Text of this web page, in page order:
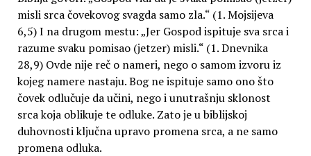
misli srca čovekovog svagda samo zla.“ (1. Mojsijeva
6,5) I na drugom mestu: „Jer Gospod ispituje sva srca i
razume svaku pomisao (jetzer) misli.“ (1. Dnevnika
28,9) Ovde nije reč o nameri, nego o samom izvoru iz
kojeg namere nastaju. Bog ne ispituje samo ono što
čovek odlučuje da učini, nego i unutrašnju sklonost
srca koja oblikuje te odluke. Zato je u biblijskoj
duhovnosti ključna upravo promena srca, a ne samo
promena odluka.